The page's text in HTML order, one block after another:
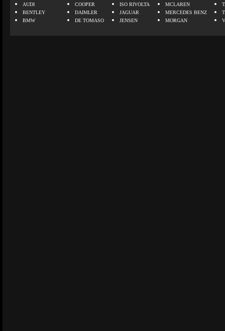
AUDI
BENTLEY
BMW
COOPER
DAIMLER
DE TOMASO
ISO RIVOLTA
JAGUAR
JENSEN
MCLAREN
MERCEDES BENZ
MORGAN